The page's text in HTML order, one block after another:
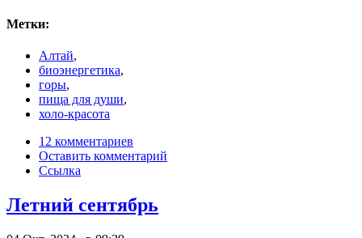
Метки:
Алтай,
биоэнергетика,
горы,
пища для души,
холо-красота
12 комментариев
Оставить комментарий
Ссылка
Летний сентябрь